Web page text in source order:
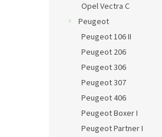
Opel Vectra C
Peugeot
Peugeot 106 II
Peugeot 206
Peugeot 306
Peugeot 307
Peugeot 406
Peugeot Boxer I
Peugeot Partner I